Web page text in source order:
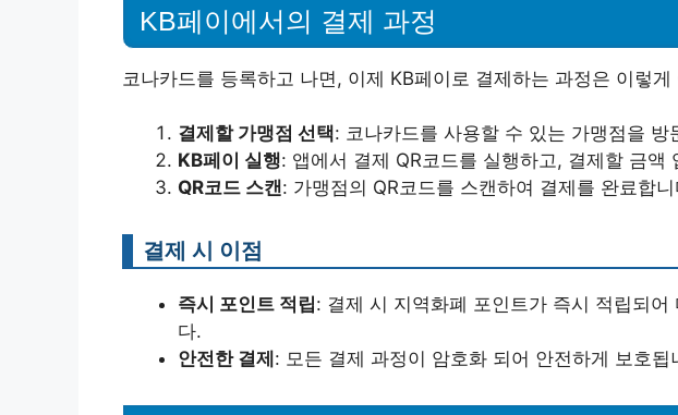
KB페이에서의 결제 과정
코나카드를 등록하고 나면, 이제 KB페이로 결제하는 과정은 이렇게
결제할 가맹점 선택: 코나카드를 사용할 수 있는 가맹점을 방
KB페이 실행: 앱에서 결제 QR코드를 실행하고, 결제할 금액
QR코드 스캔: 가맹점의 QR코드를 스캔하여 결제를 완료합니
결제 시 이점
즉시 포인트 적립: 결제 시 지역화폐 포인트가 즉시 적립되어
다.
안전한 결제 : 모든 결제 과정이 암호화 되어 안전하게 보호됩